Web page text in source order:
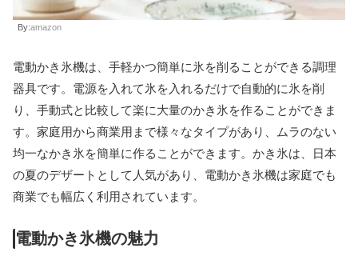
By:amazon
電動かき氷機は、手軽かつ簡単に氷を削ることができる調理
器具です。電源を入れて氷を入れるだけで自動的に氷を削
り、手動式と比較して楽に大量のかき氷を作ることができま
す。家庭用から商業用まで様々なタイプがあり、ムラのない
均一なかき氷を簡単に作ることができます。かき氷は、日本
の夏のデザートとして人気があり、電動かき氷機は家庭でも
商業でも幅広く利用されています。
電動かき氷機の魅力